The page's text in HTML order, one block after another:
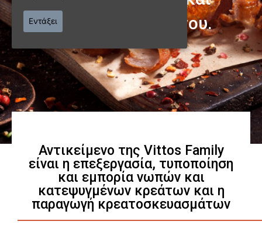
ΠΑΝΩ ΑΠΟ 40 ΧΡΟΝΙΑ
Παράγουμε προϊόντα
εξαιρετικής
ποιότητας
Αντικείμενο της Vittos Family
είναι η επεξεργασία, τυποποίηση
και εμπορία νωπών και
κατεψυγμένων κρεάτων και η
παραγωγή κρεατοσκευασμάτων
Εντάξει